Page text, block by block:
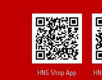
HNS Shop App